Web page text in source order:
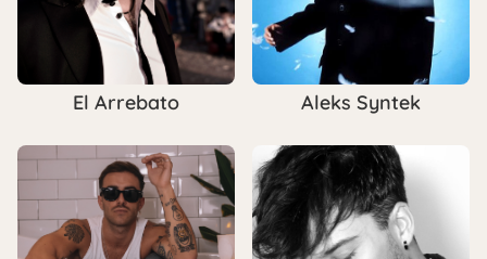
El Arrebato Aleks Syntek